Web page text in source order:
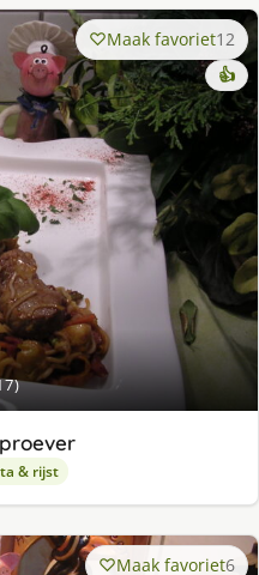
Maak favoriet12
👍
& rijst
Maak favoriet6